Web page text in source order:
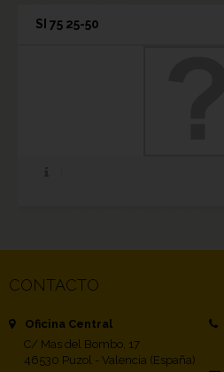
SI 75 25-50
CONTACTO
Oficina Central
C/ Mas del Bombo, 17
46530 Puzol - Valencia (España)